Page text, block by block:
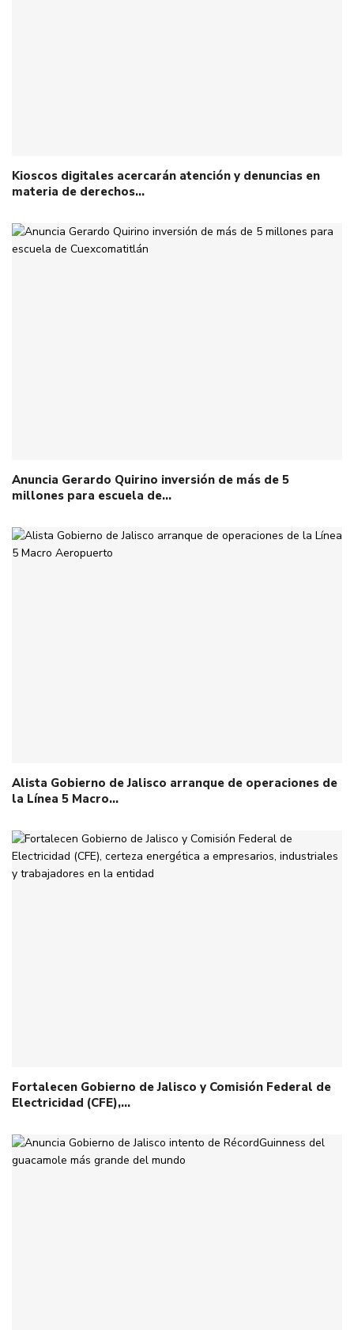
Kioscos digitales acercarán atención y denuncias en
materia de derechos…
Anuncia Gerardo Quirino inversión de más de 5
millones para escuela de…
Alista Gobierno de Jalisco arranque de operaciones de
la Línea 5 Macro…
Fortalecen Gobierno de Jalisco y Comisión Federal de
Electricidad (CFE),…